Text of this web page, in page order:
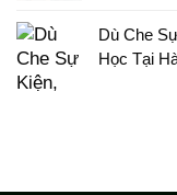
Dù Che
Học Tại